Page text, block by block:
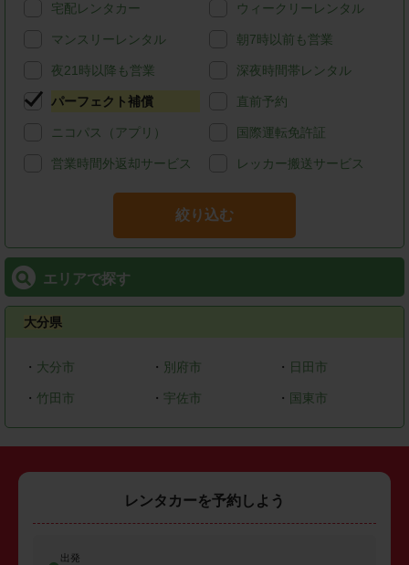
宅配レンタカー ウィークリーレンタル
マンスリーレンタル 朝7時以前も営業
夜21時以降も営業 深夜時間帯レンタル
パーフェクト補償 直前予約
ニコパス（アプリ） 国際運転免許証
営業時間外返却サービス レッカー搬送サービス
絞り込む
エリアで探す
大分県
・ 大分市 ・ 別府市 ・ 日田市
・ 竹田市 ・ 宇佐市 ・ 国東市
レンタカーを予約しよう
出発